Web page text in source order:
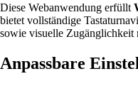
Diese Webanwendung erfüllt
bietet vollständige
sowie visuelle Zugänglichkeit
Anpassbare